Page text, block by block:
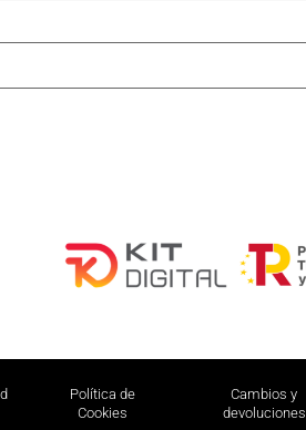
Política de
Cookies
Cambios y
devoluciones